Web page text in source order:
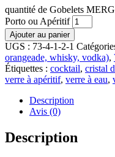
quantité de Gobelets
Porto ou Apéritif
Ajouter au panier
UGS : 73-4-1-2-1
orangeade, whisky, vodka),
Étiquettes : cocktail, cristal
verre à apéritif, verre à eau,
Description
Avis (0)
Description